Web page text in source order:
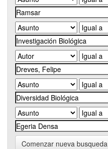
Comenzar nueva busqueda